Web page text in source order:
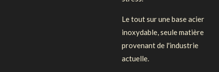
Le tout sur une base acier
inoxydable, seule matière
provenant de l'industrie
actuelle.